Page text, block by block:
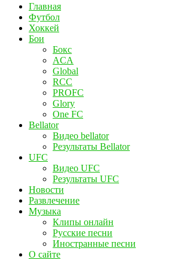
Главная
Футбол
Хоккей
Бои
Бокс
ACA
Global
RCC
PROFC
Glory
One FC
Bellator
Видео bellator
Результаты Bellator
UFC
Видео UFC
Результаты UFC
Новости
Развлечение
Музыка
Клипы онлайн
Русские песни
Иностранные песни
О сайте